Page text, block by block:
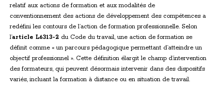
relatif aux actions de formation et aux modalités de
conventionnement des actions de développement des compétences a
redéfini les contours de l’action de formation professionnelle. Selon
l’article L6313-2 du Code du travail, une action de formation se
définit comme « un parcours pédagogique permettant d’atteindre un
objectif professionnel ». Cette définition élargit le champ d’intervention
des formateurs, qui peuvent désormais intervenir dans des dispositifs
variés, incluant la formation à distance ou en situation de travail.